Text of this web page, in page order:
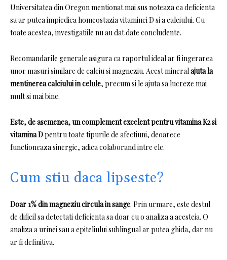
Universitatea din Oregon mentionat mai sus noteaza ca deficienta
sa ar putea impiedica homeostazia vitaminei D si a calciului. Cu
toate acestea, investigatiile nu au dat date concludente.
Recomandarile generale asigura ca raportul ideal ar fi ingerarea
unor masuri similare de calciu si magneziu. Acest mineralajuta la
mentinerea calciului in celule, precum si le ajuta sa lucreze mai
mult si mai bine.
Este, de asemenea, un complement excelent pentru vitamina K2 si
vitamina Dpentru toate tipurile de afectiuni, deoarece
functioneaza sinergic, adica colaborand intre ele.
Cum stiu daca lipseste?
Doar 1% din magneziu circula in sange. Prin urmare, este destul
de dificil sa detectati deficienta sa doar cu o analiza a acesteia. O
analiza a urinei sau a epiteliului sublingual ar putea ghida, dar nu
ar fi definitiva.